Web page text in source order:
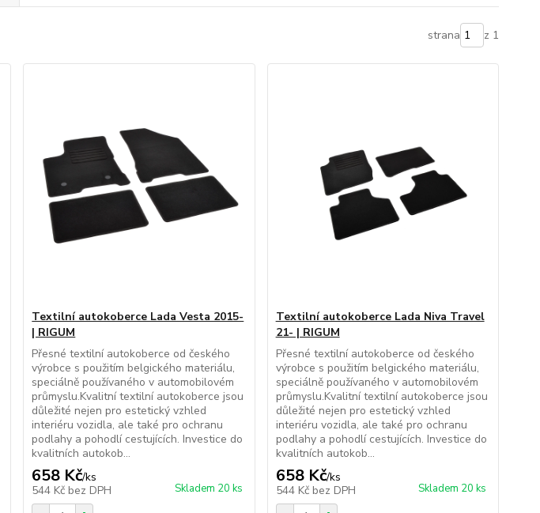
strana z 1
Textilní autokoberce Lada Vesta 2015-
| RIGUM
Přesné textilní autokoberce od českého
výrobce s použitím belgického materiálu,
speciálně používaného v automobilovém
průmyslu.Kvalitní textilní autokoberce jsou
důležité nejen pro estetický vzhled
interiéru vozidla, ale také pro ochranu
podlahy a pohodlí cestujících. Investice do
kvalitních autokob...
658 Kč/ks
544 Kč bez DPH Skladem 20 ks
Textilní autokoberce Lada Niva Travel
21- | RIGUM
Přesné textilní autokoberce od českého
výrobce s použitím belgického materiálu,
speciálně používaného v automobilovém
průmyslu.Kvalitní textilní autokoberce jsou
důležité nejen pro estetický vzhled
interiéru vozidla, ale také pro ochranu
podlahy a pohodlí cestujících. Investice do
kvalitních autokob...
658 Kč/ks
544 Kč bez DPH Skladem 20 ks